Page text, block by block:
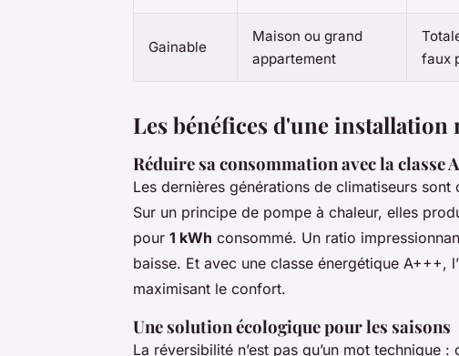
Gainable
Maison ou grand
appartement
faux
Les bénéfices d'une installation
Réduire sa consommation avec la classe
Les dernières générations de climatiseurs sont
Sur un principe de pompe à chaleur, elles
pour 1 kWh consommé. Un ratio
baisse. Et avec une classe énergétique A+++,
maximisant le confort.
Une solution écologique pour les saisons
La réversibilité n’est pas qu’un mot technique